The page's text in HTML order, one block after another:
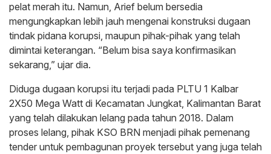
pelat merah itu. Namun, Arief belum bersedia
mengungkapkan lebih jauh mengenai konstruksi dugaan
tindak pidana korupsi, maupun pihak-pihak yang telah
dimintai keterangan. “Belum bisa saya konfirmasikan
sekarang,” ujar dia.
Diduga dugaan korupsi itu terjadi pada PLTU 1 Kalbar
2X50 Mega Watt di Kecamatan Jungkat, Kalimantan Barat
yang telah dilakukan lelang pada tahun 2018. Dalam
proses lelang, pihak KSO BRN menjadi pihak pemenang
tender untuk pembagunan proyek tersebut yang juga telah